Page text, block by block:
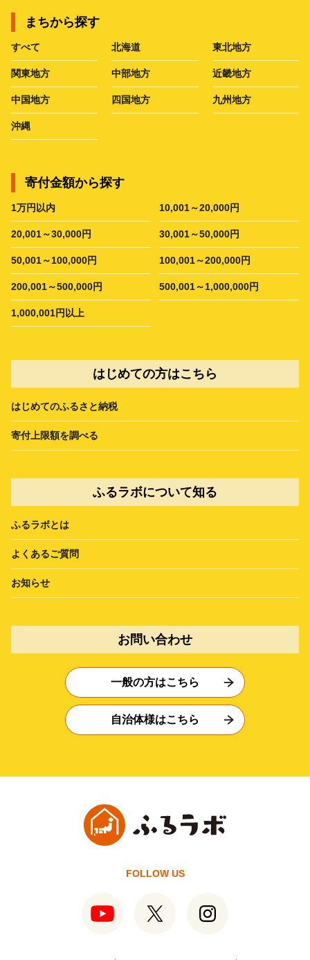
まちから探す
すべて 北海道 東北地方
関東地方 中部地方 近畿地方
中国地方 四国地方 九州地方
沖縄
寄付金額から探す
1万円以内 10,001～20,000円
20,001～30,000円 30,001～50,000円
50,001～100,000円 100,001～200,000円
200,001～500,000円 500,001～1,000,000円
1,000,001円以上
はじめての方はこちら
はじめてのふるさと納税
寄付上限額を調べる
ふるラボについて知る
ふるラボとは
よくあるご質問
お知らせ
お問い合わせ
一般の方はこちら
自治体様はこちら
FOLLOW US